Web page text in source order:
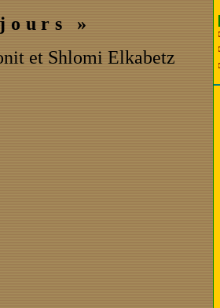
»
et Shlomi Elkabetz